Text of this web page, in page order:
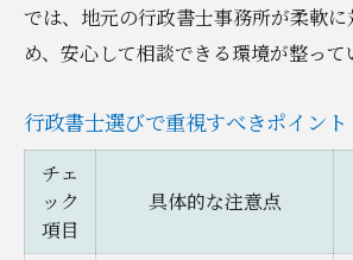
では、地元の行政書士事務所が柔軟
め、安心して相談できる環境が整って
行政書士選びで重視すべきポイント
チェ
ック
項目
具体的な注意点